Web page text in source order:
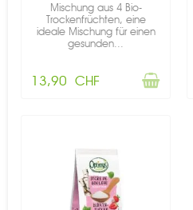
Mischung aus 4 Bio-
Trockenfrüchten, eine
ideale Mischung für einen
gesunden...
13,90 CHF